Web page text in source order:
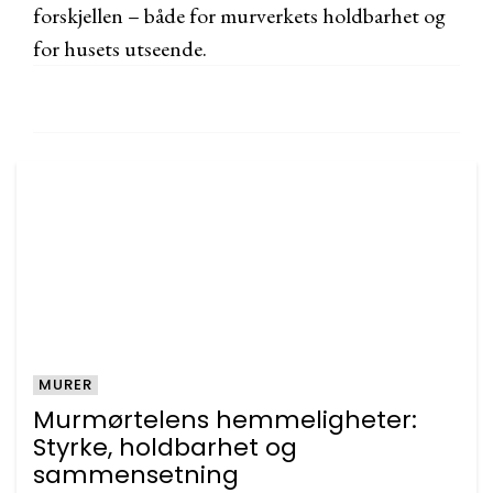
forskjellen – både for murverkets holdbarhet og
for husets utseende.
Murmørtelens hemmeligheter:
Styrke, holdbarhet og
sammensetning
MURER